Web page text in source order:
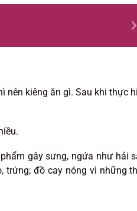
nên kiêng ăn gì.Sau khi thực
gây sưng, ngứa như hải
trứng; đồ cay nóng vì những